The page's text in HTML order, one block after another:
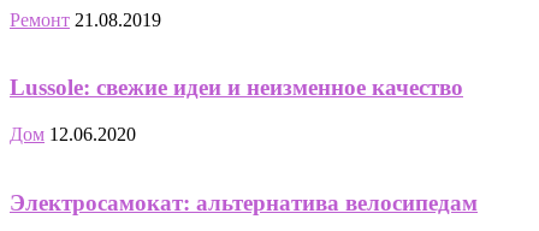
Ремонт 21.08.2019
Lussole: свежие идеи и неизменное качество
Дом 12.06.2020
Электросамокат: альтернатива велосипедам